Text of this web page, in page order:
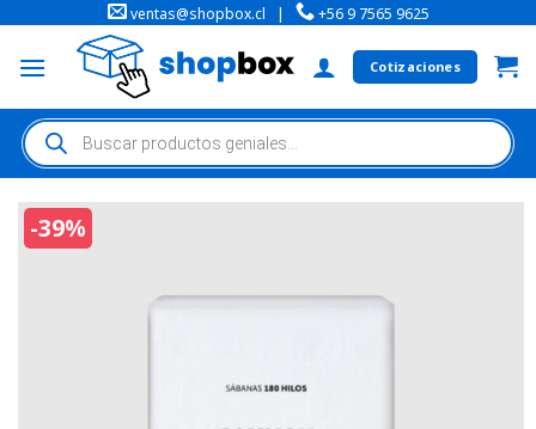
ventas@shopbox.cl | +56 9 7565 9625
Cotizaciones
-39%